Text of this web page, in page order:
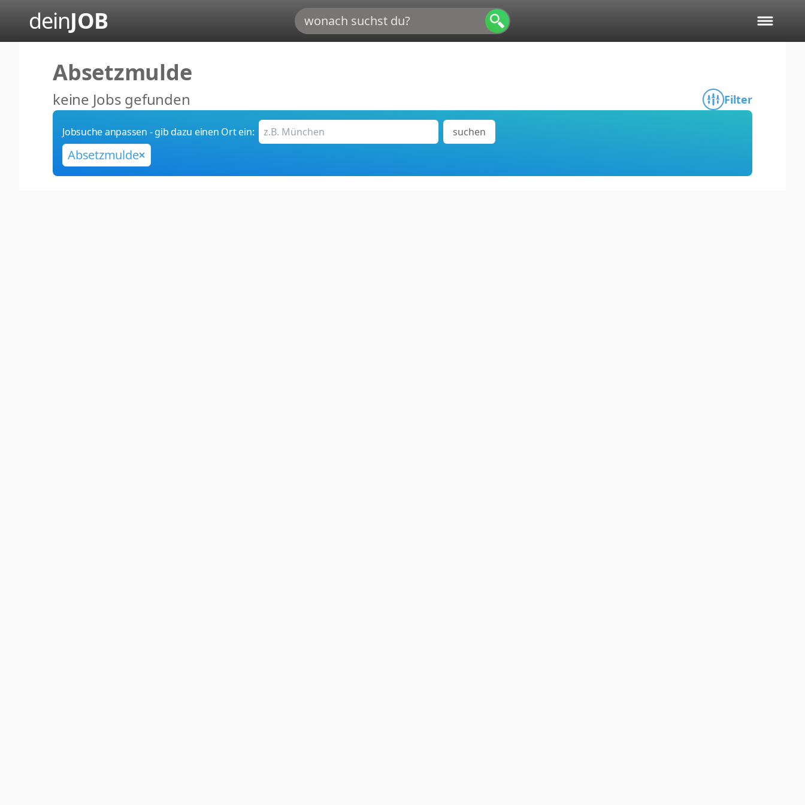
deinJOB
Absetzmulde
keine Jobs gefunden Filter
Jobsuche anpassen - gib dazu einen Ort ein: suchen
Absetzmulde